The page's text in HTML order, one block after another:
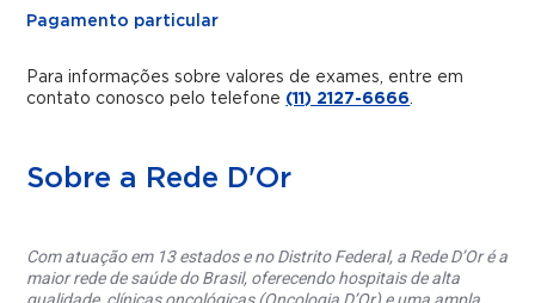
Pagamento particular
Para informações sobre valores de exames, entre em
contato conosco pelo telefone (11) 2127-6666.
Sobre a Rede D'Or
Com atuação em 13 estados e no Distrito Federal, a Rede D’Or é a
maior rede de saúde do Brasil, oferecendo hospitais de alta